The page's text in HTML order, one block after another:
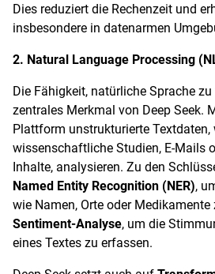
Dies reduziert die Rechenzeit und
insbesondere in datenarmen
2. Natural Language Processing
Die Fähigkeit, natürliche Sprache
zentrales Merkmal von Deep Seek.
Plattform unstrukturierte Textdaten,
wissenschaftliche Studien, E-Mails
Inhalte, analysieren. Zu den
Named Entity Recognition (NER),
wie Namen, Orte oder
Sentiment-Analyse, um die
eines Textes zu erfassen.